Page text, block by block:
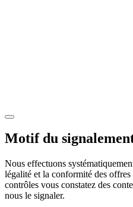
Motif du
Nous effectuons
légalité et la conformité des
contrôles vous constatez des
nous le signaler.